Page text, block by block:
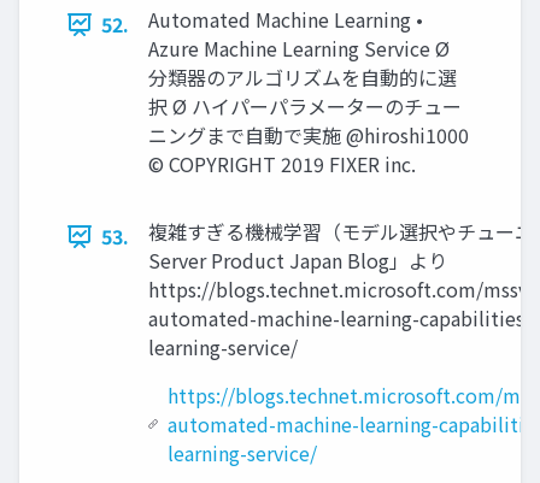
52.
Automated Machine Learning •
Azure Machine Learning Service Ø
分類器のアルゴリズムを⾃動的に選
択 Ø ハイパーパラメーターのチュー
ニングまで⾃動で実施 @hiroshi1000
© COPYRIGHT 2019 FIXER inc.
53.
複雑すぎる機械学習（モデル選択やチュー
Server Product Japan Blog」より
https://blogs.technet.microsoft.com/
automated-machine-learning-capabilities-
learning-service/
https://blogs.technet.microsoft.com/
automated-machine-learning-
learning-service/